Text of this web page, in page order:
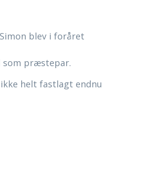
blev i foråret
som præstepar.
helt fastlagt endnu